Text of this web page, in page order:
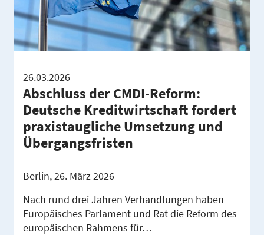
26.03.2026
Abschluss der CMDI-Reform:
Deutsche Kreditwirtschaft fordert
praxistaugliche Umsetzung und
Übergangsfristen
Berlin, 26. März 2026
Nach rund drei Jahren Verhandlungen haben
Europäisches Parlament und Rat die Reform des
europäischen Rahmens für…